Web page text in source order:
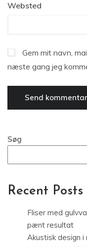
Websted
Gem mit navn,
næste gang jeg
Søg
Recent Posts
Fliser med
pænt resultat
Akustisk design